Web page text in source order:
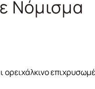
Νόμισμα
ορειχάλκινο